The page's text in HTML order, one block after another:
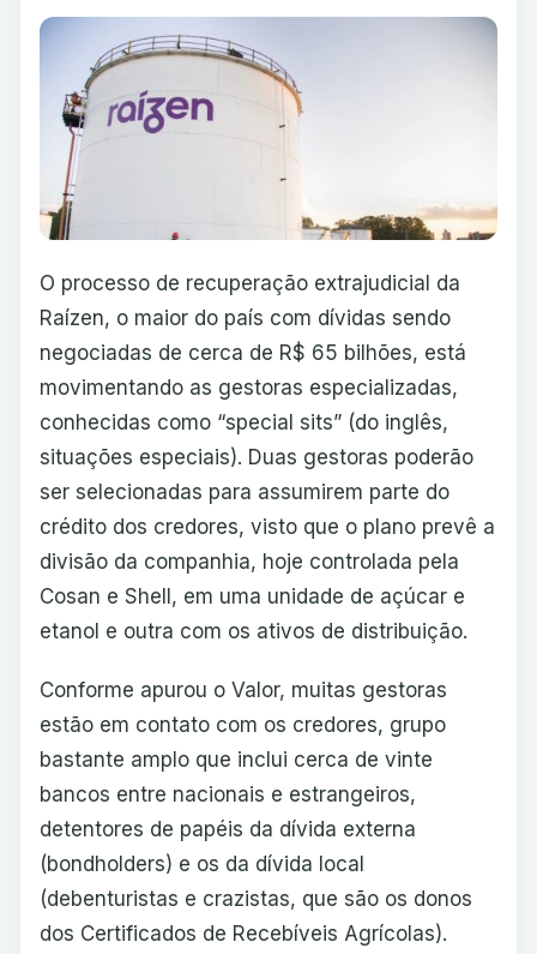
O processo de recuperação extrajudicial da
Raízen, o maior do país com dívidas sendo
negociadas de cerca de R$ 65 bilhões, está
movimentando as gestoras especializadas,
conhecidas como “special sits” (do inglês,
situações especiais). Duas gestoras poderão
ser selecionadas para assumirem parte do
crédito dos credores, visto que o plano prevê a
divisão da companhia, hoje controlada pela
Cosan e Shell, em uma unidade de açúcar e
etanol e outra com os ativos de distribuição.
Conforme apurou o Valor, muitas gestoras
estão em contato com os credores, grupo
bastante amplo que inclui cerca de vinte
bancos entre nacionais e estrangeiros,
detentores de papéis da dívida externa
(bondholders) e os da dívida local
(debenturistas e crazistas, que são os donos
dos Certificados de Recebíveis Agrícolas).